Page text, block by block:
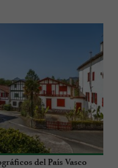
del País Vasco